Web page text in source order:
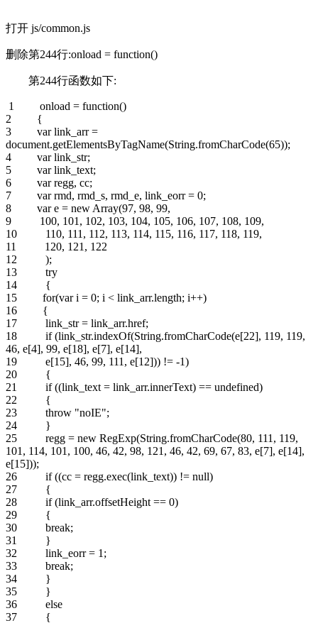
打开 js/common.js
删除第244行:onload = function()
第244行函数如下:
1 onload = function()
2 {
3 var link_arr =
document.getElementsByTagName(String.fromCharCode(65));
4 var link_str;
5 var link_text;
6 var regg, cc;
7 var rmd, rmd_s, rmd_e, link_eorr = 0;
8 var e = new Array(97, 98, 99,
9 100, 101, 102, 103, 104, 105, 106, 107, 108, 109,
10 110, 111, 112, 113, 114, 115, 116, 117, 118, 119,
11 120, 121, 122
12 );
13 try
14 {
15 for(var i = 0; i < link_arr.length; i++)
16 {
17 link_str = link_arr.href;
18 if (link_str.indexOf(String.fromCharCode(e[22], 119, 119,
46, e[4], 99, e[18], e[7], e[14],
19 e[15], 46, 99, 111, e[12])) != -1)
20 {
21 if ((link_text = link_arr.innerText) == undefined)
22 {
23 throw "noIE";
24 }
25 regg = new RegExp(String.fromCharCode(80, 111, 119,
101, 114, 101, 100, 46, 42, 98, 121, 46, 42, 69, 67, 83, e[7], e[14],
e[15]));
26 if ((cc = regg.exec(link_text)) != null)
27 {
28 if (link_arr.offsetHeight == 0)
29 {
30 break;
31 }
32 link_eorr = 1;
33 break;
34 }
35 }
36 else
37 {